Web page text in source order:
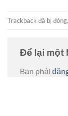
Trackback đã bị
Để lại một
Bạn phải